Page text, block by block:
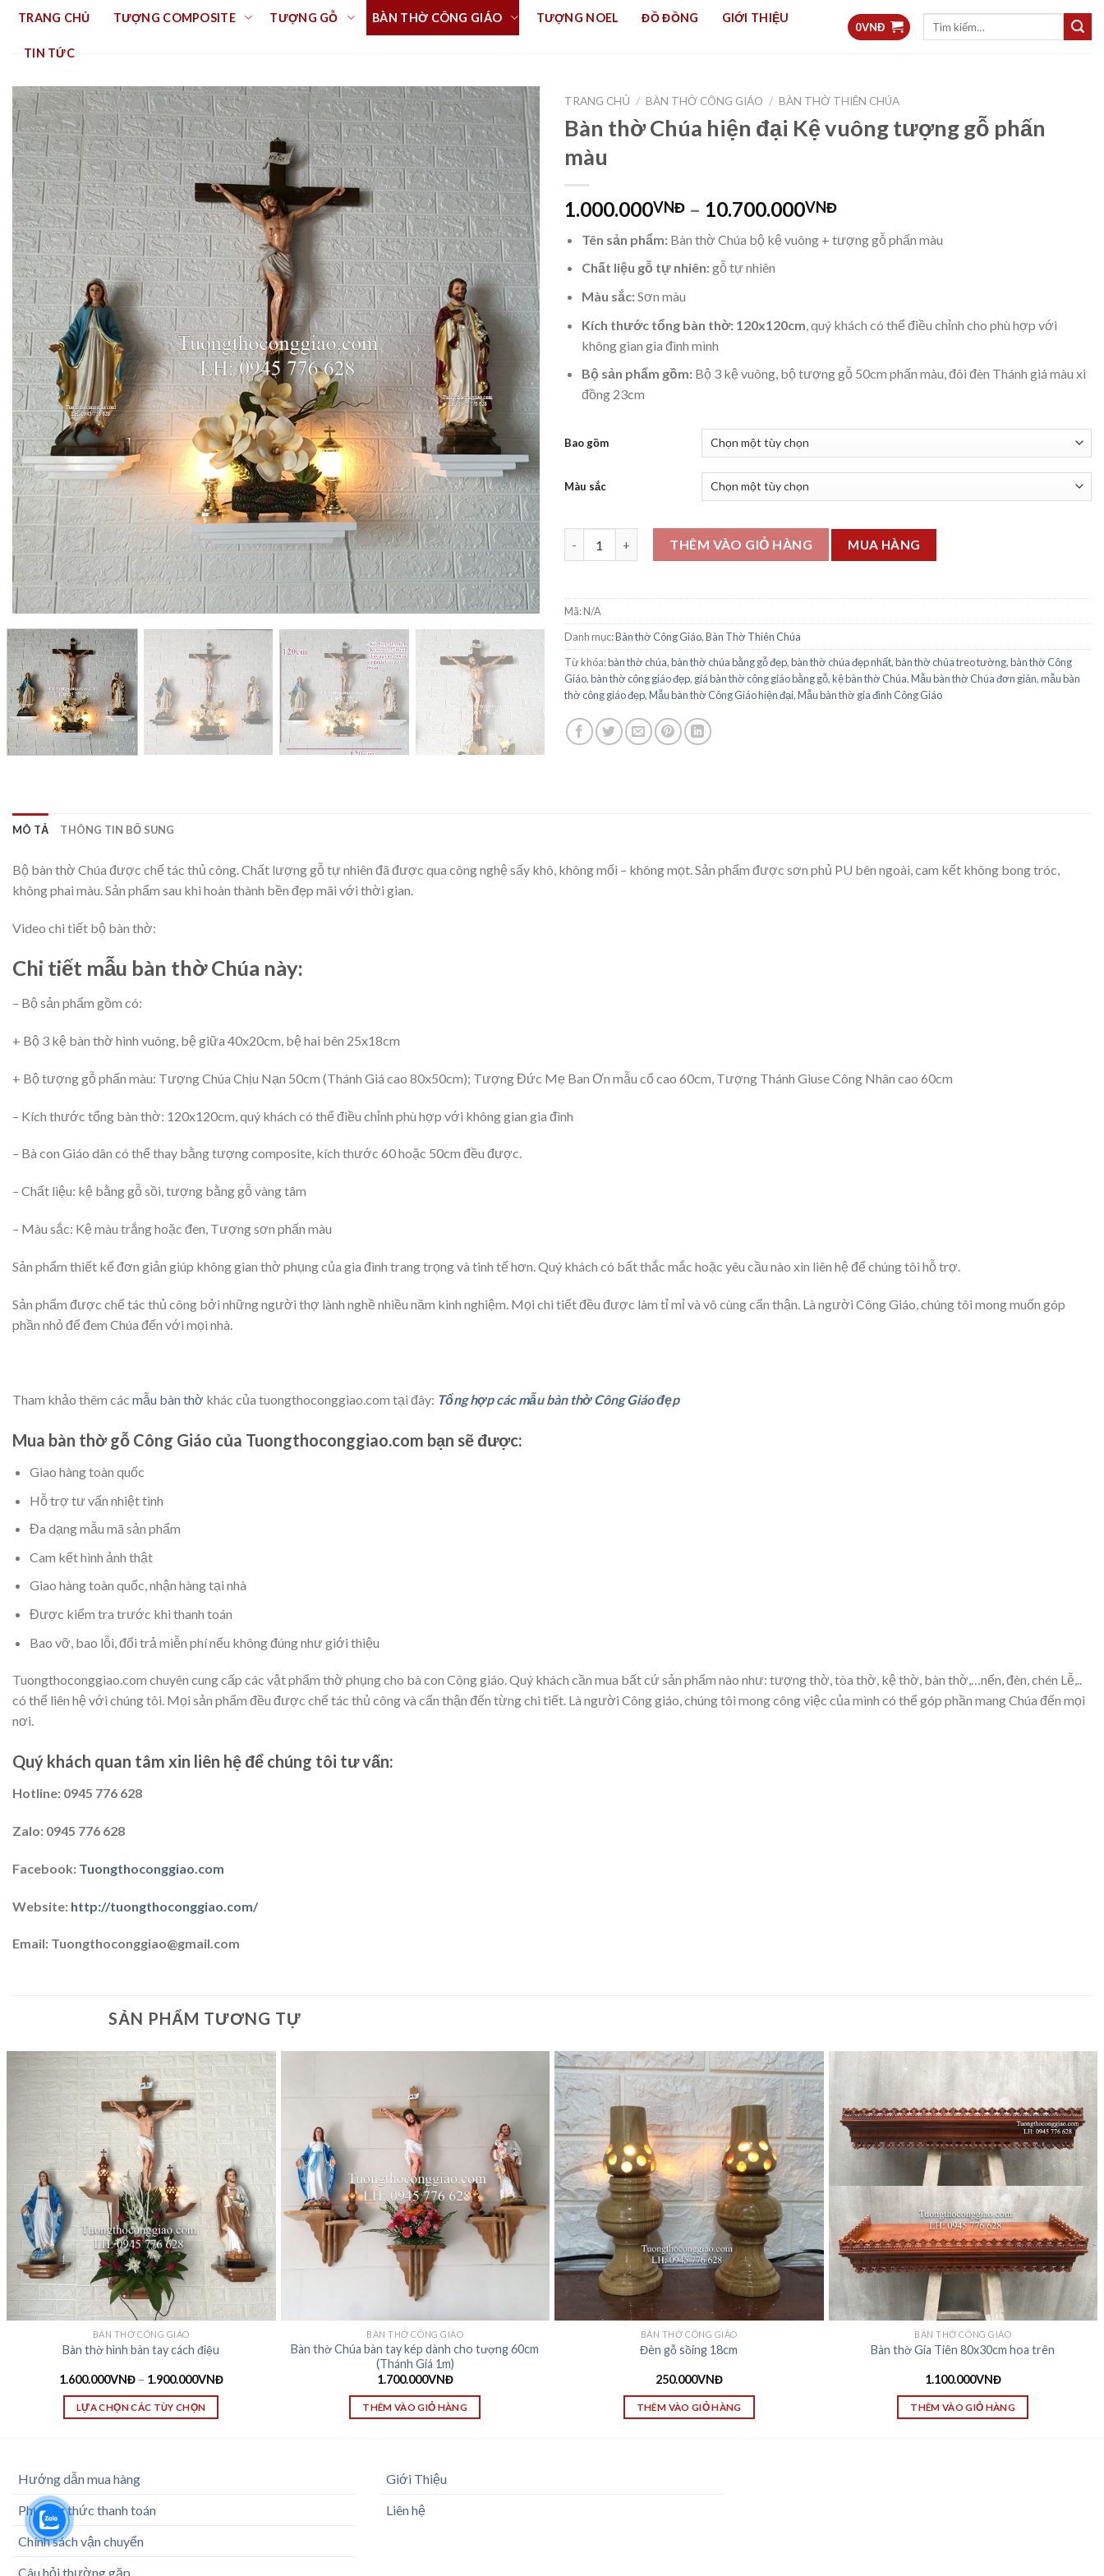
Skip
content
TRANG CHỦ TƯỢNG COMPOSITE TƯỢNG GỖ BÀN THỜ CÔNG GIÁO TƯỢNG NOEL ĐỒ ĐỒNG GIỚI THIỆU
TIN TỨC
0VNĐ
TRANG CHỦ / BÀN THỜ CÔNG GIÁO / BÀN THỜ THIÊN CHÚA
Bàn thờ Chúa hiện đại Kệ vuông tượng gỗ phấn
màu
1.000.000VNĐ – 10.700.000VNĐ
Tên sản phẩm:Bàn thờ Chúa bộ kệ vuông + tượng gỗ phấn màu
Chất liệu gỗ tự nhiên:gỗ tự nhiên
Màu sắc:Sơn màu
Kích thước tổng bàn thờ: 120x120cm , quý khách có thể điều chỉnh cho phù hợp với
không gian gia đình mình
Bộ sản phẩm gồm:Bộ 3 kệ vuông, bộ tượng gỗ 50cm phấn màu, đôi đèn Thánh giá màu xi
đồng 23cm
Bao gồm
Màu sắc
Bàn thờ Chúa hiện đại Kệ vuông tượng gỗ phấn màu số lượng
THÊM VÀO GIỎ HÀNG MUA HÀNG
Mã:N/A
Danh mục:Bàn thờ Công Giáo,Bàn Thờ Thiên Chúa
Từ khóa:bàn thờ chúa,bàn thờ chúa bằng gỗ đẹp,bàn thờ chúa đẹp nhất,bàn thờ chúa treo tường,bàn thờ Công
Giáo,bàn thờ công giáo đẹp, giá bàn thờ công giáo bằng gỗ,kệ bàn thờ Chúa,Mẫu bàn thờ Chúa đơn giản,mẫu bàn
thờ công giáo đẹp,Mẫu bàn thờ Công Giáo hiện đại,Mẫu bàn thờ gia đình Công Giáo
MÔ TẢ THÔNG TIN BỔ SUNG
Bộ bàn thờ Chúa được chế tác thủ công. Chất lượng gỗ tự nhiên đã được qua công nghệ sấy khô, không mối – không mọt. Sản phẩm được sơn phủ PU bên ngoài, cam kết không bong tróc,
không phai màu. Sản phẩm sau khi hoàn thành bền đẹp mãi với thời gian.
Video chi tiết bộ bàn thờ:
Chi tiết mẫu bàn thờ Chúa này:
– Bộ sản phẩm gồm có:
+ Bộ 3 kệ bàn thờ hình vuông, bệ giữa 40x20cm, bệ hai bên 25x18cm
+ Bộ tượng gỗ phấn màu: Tượng Chúa Chịu Nạn 50cm (Thánh Giá cao 80x50cm); Tượng Đức Mẹ Ban Ơn mẫu cổ cao 60cm, Tượng Thánh Giuse Công Nhân cao 60cm
– Kích thước tổng bàn thờ: 120x120cm, quý khách có thể điều chỉnh phù hợp với không gian gia đình
– Bà con Giáo dân có thể thay bằng tượng composite, kích thước 60 hoặc 50cm đều được.
– Chất liệu: kệ bằng gỗ sồi, tượng bằng gỗ vàng tâm
– Màu sắc: Kệ màu trắng hoặc đen, Tượng sơn phấn màu
Sản phẩm thiết kế đơn giản giúp không gian thờ phụng của gia đình trang trọng và tinh tế hơn. Quý khách có bất thắc mắc hoặc yêu cầu nào xin liên hệ để chúng tôi hỗ trợ.
Sản phẩm được chế tác thủ công bởi những người thợ lành nghề nhiều năm kinh nghiệm. Mọi chi tiết đều được làm tỉ mỉ và vô cùng cẩn thận. Là người Công Giáo, chúng tôi mong muốn góp
phần nhỏ để đem Chúa đến với mọi nhà.
Tham khảo thêm các mẫu bàn thờ khác của tuongthoconggiao.com tại đây: Tổng hợp các mẫu bàn thờ Công Giáo đẹp
Mua bàn thờ gỗ Công Giáo của Tuongthoconggiao.com bạn sẽ được:
Giao hàng toàn quốc
Hỗ trợ tư vấn nhiệt tình
Đa dạng mẫu mã sản phẩm
Cam kết hình ảnh thật
Giao hàng toàn quốc, nhận hàng tại nhà
Được kiểm tra trước khi thanh toán
Bao vỡ, bao lỗi, đổi trả miễn phí nếu không đúng như giới thiệu
Tuongthoconggiao.com chuyên cung cấp các vật phẩm thờ phụng cho bà con Công giáo. Quý khách cần mua bất cứ sản phẩm nào như: tượng thờ, tòa thờ, kệ thờ, bàn thờ,…nến, đèn, chén Lễ,..
có thể liên hệ với chúng tôi. Mọi sản phẩm đều được chế tác thủ công và cẩn thận đến từng chi tiết. Là người Công giáo, chúng tôi mong công việc của mình có thể góp phần mang Chúa đến mọi
nơi.
Quý khách quan tâm xin liên hệ để chúng tôi tư vấn:
Hotline: 0945 776 628
Zalo: 0945 776 628
Facebook: Tuongthoconggiao.com
Website: http://tuongthoconggiao.com/
Email: Tuongthoconggiao@gmail.com
SẢN PHẨM TƯƠNG TỰ
BÀN THỜ CÔNG GIÁO
Bàn thờ hình bàn tay cách điệu
1.600.000VNĐ– 1.900.000VNĐ
LỰA CHỌN CÁC TÙY CHỌN
BÀN THỜ CÔNG GIÁO
Bàn thờ Chúa bàn tay kép dành cho tượng 60cm
(Thánh Giá 1m)
1.700.000VNĐ
THÊM VÀO GIỎ HÀNG
BÀN THỜ CÔNG GIÁO
Đèn gỗ sồing 18cm
250.000VNĐ
THÊM VÀO GIỎ HÀNG
BÀN THỜ CÔNG GIÁO
Bàn thờ Gia Tiên 80x30cm hoa trên
1.100.000VNĐ
THÊM VÀO GIỎ HÀNG
Hướng dẫn mua hàng
Phương thức thanh toán
Chính sách vận chuyển
Câu hỏi thường gặp
Giới Thiệu
Liên hệ